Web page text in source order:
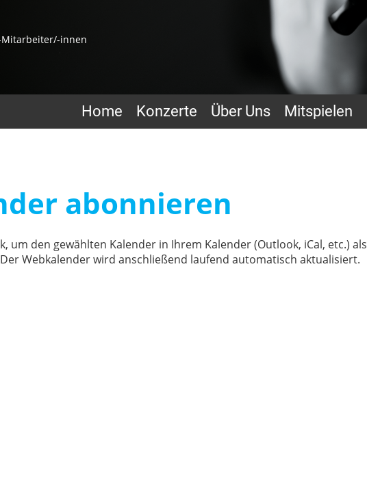
Mitarbeiter/-innen
Home Konzerte Über Uns Mitspielen
abonnieren
um den gewählten Kalender in Ihrem Kalender (Outlook, iCal, etc.) als
Webkalender wird anschließend laufend automatisch aktualisiert.